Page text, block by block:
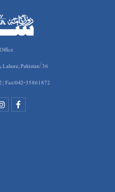
36/A, New Muslim Town, Lahore, Pakistan
| Fax:042-35861872